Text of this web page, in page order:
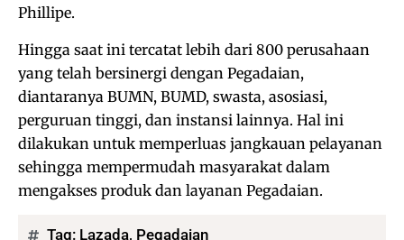
Phillipe.
Hingga saat ini tercatat lebih dari 800 perusahaan
yang telah bersinergi dengan Pegadaian,
diantaranya BUMN, BUMD, swasta, asosiasi,
perguruan tinggi, dan instansi lainnya. Hal ini
dilakukan untuk memperluas jangkauan pelayanan
sehingga mempermudah masyarakat dalam
mengakses produk dan layanan Pegadaian.
Tag: Lazada, Pegadaian